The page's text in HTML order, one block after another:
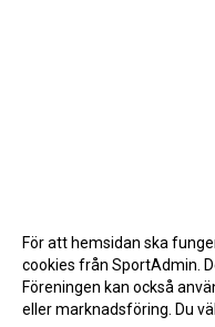
För att hemsidan ska
cookies från SportAdmin.
Föreningen kan också
eller marknadsföring. Du